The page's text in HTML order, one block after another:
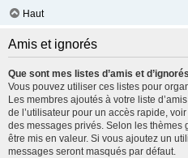
Haut
Amis et ignorés
Que sont mes listes d’amis et
Vous pouvez utiliser ces listes pour
Les membres ajoutés à votre liste
de l’utilisateur pour un accès rapide,
des messages privés. Selon les
être mis en valeur. Si vous ajoutez un
messages seront masqués par défaut.